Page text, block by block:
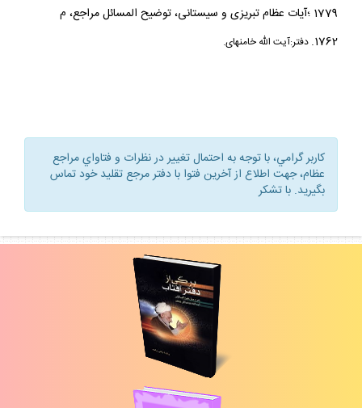
1779 ؛آيات عظام تبريزى و سيستانى، توضيح المسائل مراجع، م
1762. دفتر:آيت الله خامنه‏اى.
كاربر گرامي، با توجه به احتمال تغيير در نظرات و فتاواي مراجع
عظام، جهت اطلاع از آخرين فتوا با دفتر مرجع تقليد خود تماس
بگيريد. با تشكر